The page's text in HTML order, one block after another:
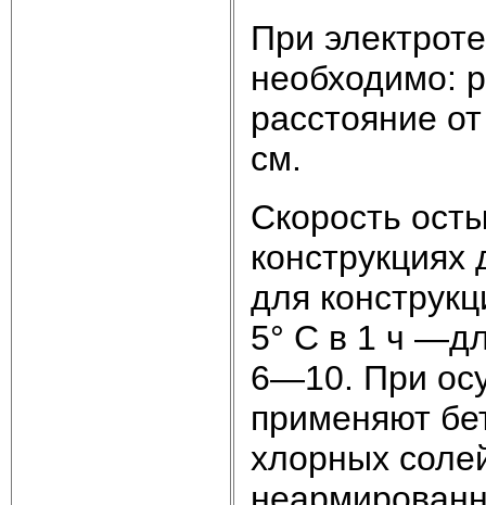
При
необходимо:
расстояние
см.
Скорость
для
5° С в 1 ч
6—10. При
применяют
хлорных